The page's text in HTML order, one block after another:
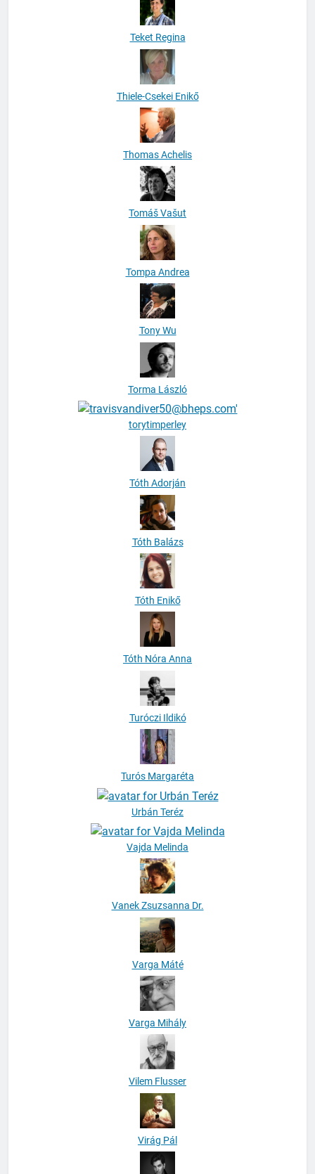
Teket Regina
Thiele-Csekei Enikő
Thomas Achelis
Tomáš Vašut
Tompa Andrea
Tony Wu
Torma László
torytimperley
Tóth Adorján
Tóth Balázs
Tóth Enikő
Tóth Nóra Anna
Turóczi Ildikó
Turós Margaréta
Urbán Teréz
Vajda Melinda
Vanek Zsuzsanna Dr.
Varga Máté
Varga Mihály
Vilem Flusser
Virág Pál